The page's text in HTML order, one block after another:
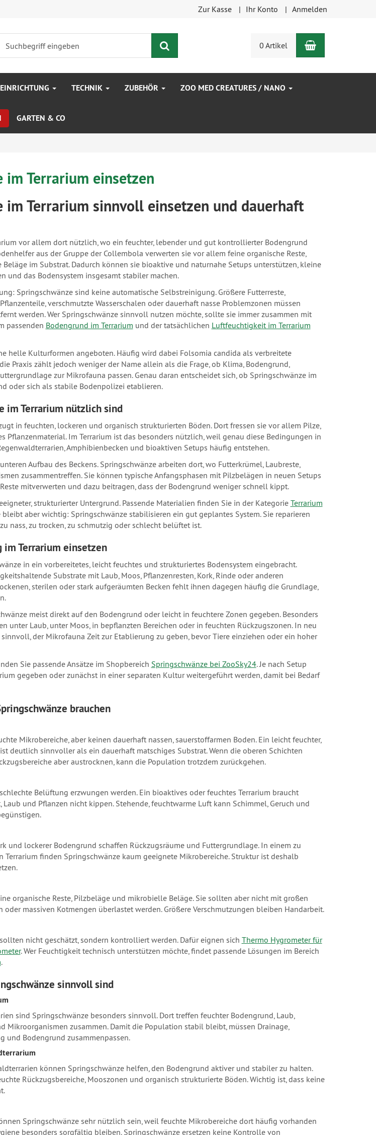
Zur Kasse Ihr Konto Anmelden
0 Artikel Warenkorb
EINRICHTUNG TECHNIK ZUBEHÖR ZOO MED CREATURES / NANO
GARTEN & CO
im Terrarium einsetzen
im Terrarium sinnvoll einsetzen und dauerhaft
vor allem dort nützlich, wo ein feuchter, lebender und gut kontrollierter Bodengrund
aus der Gruppe der Collembola verwerten sie vor allem feine organische Reste,
im Substrat. Dadurch können sie bioaktive und naturnahe Setups unterstützen, kleine
und das Bodensystem insgesamt stabiler machen.
Springschwänze sind keine automatische Selbstreinigung. Größere Futterreste,
verschmutzte Wasserschalen oder dauerhaft nasse Problemzonen müssen
werden. Wer Springschwänze sinnvoll nutzen möchte, sollte sie immer zusammen mit
passenden Bodengrund im Terrarium und der tatsächlichen Luftfeuchtigkeit im Terrarium
helle Kulturformen angeboten. Häufig wird dabei Folsomia candida als verbreitete
Praxis zählt jedoch weniger der Name allein als die Frage, ob Klima, Bodengrund,
zur Mikrofauna passen. Genau daran entscheidet sich, ob Springschwänze im
oder sich als stabile Bodenpolizei etablieren.
im Terrarium nützlich sind
in feuchten, lockeren und organisch strukturierten Böden. Dort fressen sie vor allem Pilze,
Pflanzenmaterial. Im Terrarium ist das besonders nützlich, weil genau diese Bedingungen in
Amphibienbecken und bioaktiven Setups häufig entstehen.
Aufbau des Beckens. Springschwänze arbeiten dort, wo Futterkrümel, Laubreste,
zusammentreffen. Sie können typische Anfangsphasen mit Pilzbelägen in neuen Setups
mitverwerten und dazu beitragen, dass der Bodengrund weniger schnell kippt.
strukturierter Untergrund. Passende Materialien finden Sie in der Kategorie Terrarium
bleibt aber wichtig: Springschwänze stabilisieren ein gut geplantes System. Sie reparieren
nass, zu trocken, zu schmutzig oder schlecht belüftet ist.
Terrarium einsetzen
in ein vorbereitetes, leicht feuchtes und strukturiertes Bodensystem eingebracht.
Substrate mit Laub, Moos, Pflanzenresten, Kork, Rinde oder anderen
sterilen oder stark aufgeräumten Becken fehlt ihnen dagegen häufig die Grundlage,
meist direkt auf den Bodengrund oder leicht in feuchtere Zonen gegeben. Besonders
unter Laub, unter Moos, in bepflanzten Bereichen oder in feuchten Rückzugszonen. In neu
der Mikrofauna Zeit zur Etablierung zu geben, bevor Tiere einziehen oder ein hoher
Sie passende Ansätze im Shopbereich Springschwänze bei ZooSky24. Je nach Setup
gegeben oder zunächst in einer separaten Kultur weitergeführt werden, damit bei Bedarf
brauchen
Mikrobereiche, aber keinen dauerhaft nassen, sauerstoffarmen Boden. Ein leicht feuchter,
deutlich sinnvoller als ein dauerhaft matschiges Substrat. Wenn die oberen Schichten
aber austrocknen, kann die Population trotzdem zurückgehen.
Belüftung erzwungen werden. Ein bioaktives oder feuchtes Terrarium braucht
Laub und Pflanzen nicht kippen. Stehende, feuchtwarme Luft kann Schimmel, Geruch und
und lockerer Bodengrund schaffen Rückzugsräume und Futtergrundlage. In einem zu
Terrarium finden Springschwänze kaum geeignete Mikrobereiche. Struktur ist deshalb
organische Reste, Pilzbeläge und mikrobielle Beläge. Sie sollten aber nicht mit großen
oder massiven Kotmengen überlastet werden. Größere Verschmutzungen bleiben Handarbeit.
nicht geschätzt, sondern kontrolliert werden. Dafür eignen sich Thermo Hygrometer für
. Wer Feuchtigkeit technisch unterstützen möchte, findet passende Lösungen im Bereich
.
sinnvoll sind
sind Springschwänze besonders sinnvoll. Dort treffen feuchter Bodengrund, Laub,
Mikroorganismen zusammen. Damit die Population stabil bleibt, müssen Drainage,
und Bodengrund zusammenpassen.
können Springschwänze helfen, den Bodengrund aktiver und stabiler zu halten.
Rückzugsbereiche, Mooszonen und organisch strukturierte Böden. Wichtig ist, dass keine
Springschwänze sehr nützlich sein, weil feuchte Mikrobereiche dort häufig vorhanden
besonders sorgfältig bleiben. Springschwänze ersetzen keine Kontrolle von